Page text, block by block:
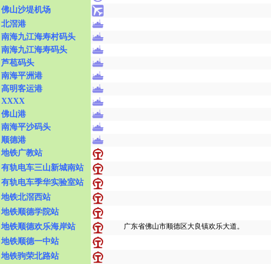
佛山沙堤机场
北滘港
南海九江海寿村码头
南海九江海寿码头
芦苞码头
南海平洲港
高明客运港
XXXX
佛山港
南海平沙码头
顺德港
地铁广教站
有轨电车三山新城南站
有轨电车季华实验室站
地铁北滘西站
地铁顺德学院站
地铁顺德欢乐海岸站
广东省佛山市顺德区大良镇欢乐大道。
地铁顺德一中站
地铁驹荣北路站